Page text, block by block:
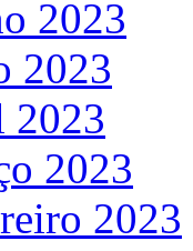
2023
2023
2023
2023
2023